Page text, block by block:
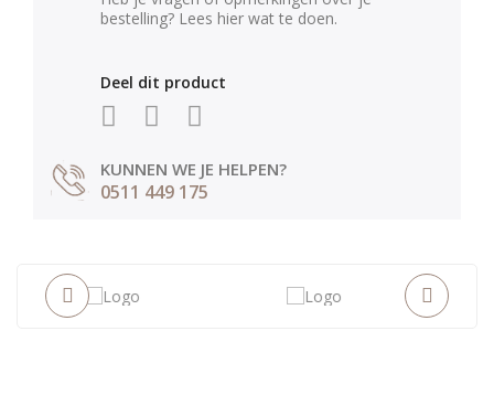
bestelling? Lees hier wat te doen.
Deel dit product
KUNNEN WE JE HELPEN?
0511 449 175